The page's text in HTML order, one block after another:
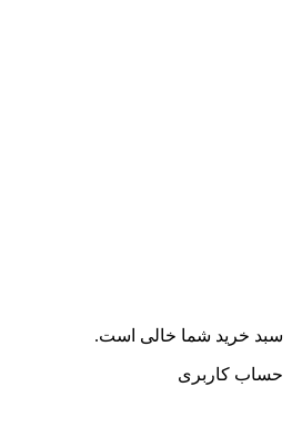
سبد خرید شما خالی است.
حساب کاربری